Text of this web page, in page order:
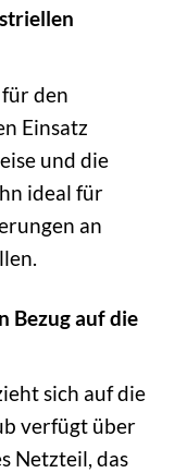
den
Einsatz
und die
ideal für
an
Bezug auf die
sich auf die
verfügt über
Netzteil, das